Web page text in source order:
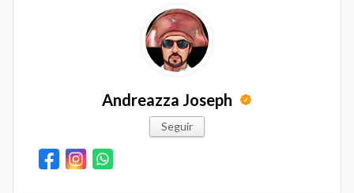
Andreazza Joseph
Seguir